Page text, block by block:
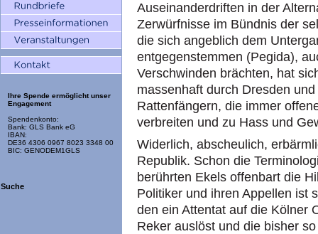
Ihre Spende ermöglicht unser
Engagement
Spendenkonto:
Bank: GLS Bank eG
IBAN:
DE36 4306 0967 8023 3348 00
BIC: GENODEM1GLS
Suche
Auseinanderdriften in der
Zerwürfnisse im Bündnis der
die sich angeblich dem
entgegenstemmen (Pegida),
Verschwinden brächten, hat
massenhaft durch Dresden
Rattenfängern, die immer
verbreiten und zu Hass und
Widerlich, abscheulich,
Republik. Schon die
berührten Ekels offenbart die
Politiker und ihren Appellen ist
den ein Attentat auf die Kölner
Reker auslöst und die bisher